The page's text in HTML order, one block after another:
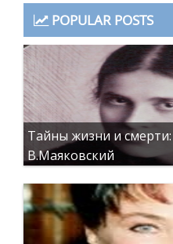
POPULAR POSTS
Тайны жизни и
В.Маяковский